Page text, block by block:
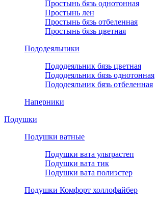
Простынь бязь однотонная
Простынь лен
Простынь бязь отбеленная
Простынь бязь цветная
Пододеяльники
Пододеяльник бязь цветная
Пододеяльник бязь однотонная
Пододеяльник бязь отбеленная
Наперники
Подушки
Подушки ватные
Подушки вата ультрастеп
Подушки вата тик
Подушки вата полиэстер
Подушки Комфорт холлофайбер